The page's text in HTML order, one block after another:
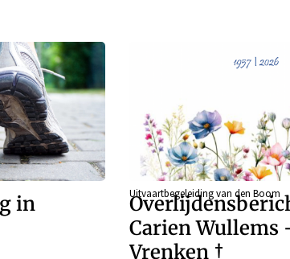
in
Uitvaartbegeleiding van den Boom
Carien Wullems
Vrenken †